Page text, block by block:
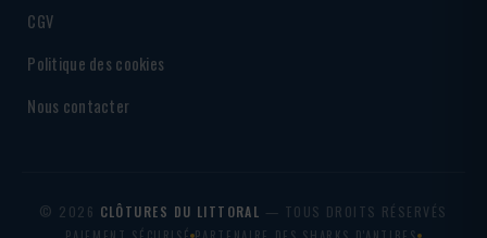
CGV
Politique des cookies
Nous contacter
© 2026 CLÔTURES DU LITTORAL — TOUS DROITS RÉSERVÉS